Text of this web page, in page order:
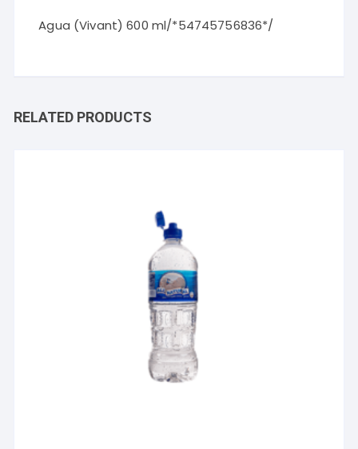
Agua (Vivant) 600 ml/*54745756836*/
RELATED PRODUCTS